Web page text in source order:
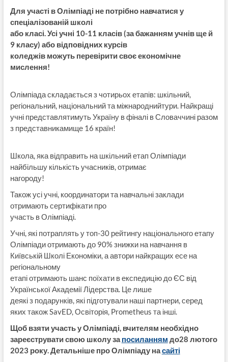
Для участі в Олімпіаді не потрібно навчатися у
спеціалізованій школі
або класі. Усі учні 10-11 класів (за бажанням учнів ще й
9 класу) або відповідних курсів
коледжів можуть перевірити своє економічне
мислення!
Олімпіада складається з чотирьох етапів: шкільний,
регіональний, національний та міжнароднийтури. Найкращі
учні представлятимуть Україну в фіналі в Словаччині разом
з представникамище 16 країн!
Школа, яка відправить на шкільний етап Олімпіади
найбільшу кількість учасників, отримає
нагороду!
Також усі учні, координатори та навчальні заклади
отримають сертифікати про
участь в Олімпіаді.
Учні, які потраплять у топ-30 рейтингу національного етапу
Олімпіади отримають до 90% знижки на навчання в
Київській Школі Економіки, а автори найкращих есе на
регіональному
етапі отримають шанс поїхати в експедицію до ЄС від
Української Академії Лідерства. Це лише
деякі з подарунків, які підготували наші партнери, серед
яких також SavED, Освіторія, Prometheus та інші.
Щоб взяти участь у Олімпіаді, вчителям необхідно
зареєструвати свою школу запосиланням до28 лютого
2023 року. Детальніше про Олімпіаду насайті